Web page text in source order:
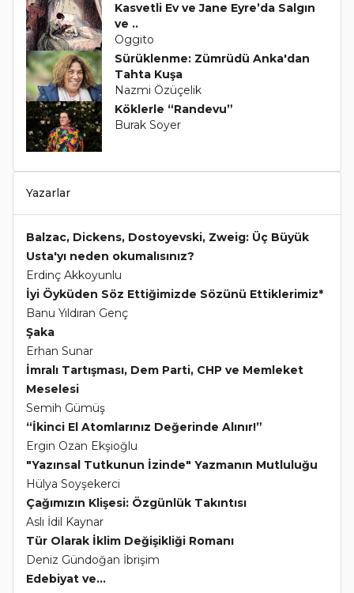
Kasvetli Ev ve Jane Eyre’da Salgın
ve ..
Oggito
Sürüklenme: Zümrüdü Anka'dan
Tahta Kuşa
Nazmi Özüçelik
Köklerle “Randevu”
Burak Soyer
Yazarlar
Balzac, Dickens, Dostoyevski, Zweig: Üç Büyük
Usta'yı neden okumalısınız?
Erdinç Akkoyunlu
İyi Öyküden Söz Ettiğimizde Sözünü Ettiklerimiz*
Banu Yıldıran Genç
Şaka
Erhan Sunar
İmralı Tartışması, Dem Parti, CHP ve Memleket
Meselesi
Semih Gümüş
“İkinci El Atomlarınız Değerinde Alınır!”
Ergin Ozan Ekşioğlu
"Yazınsal Tutkunun İzinde" Yazmanın Mutluluğu
Hülya Soyşekerci
Çağımızın Klişesi: Özgünlük Takıntısı
Aslı İdil Kaynar
Tür Olarak İklim Değişikliği Romanı
Deniz Gündoğan İbrişim
Edebiyat ve...